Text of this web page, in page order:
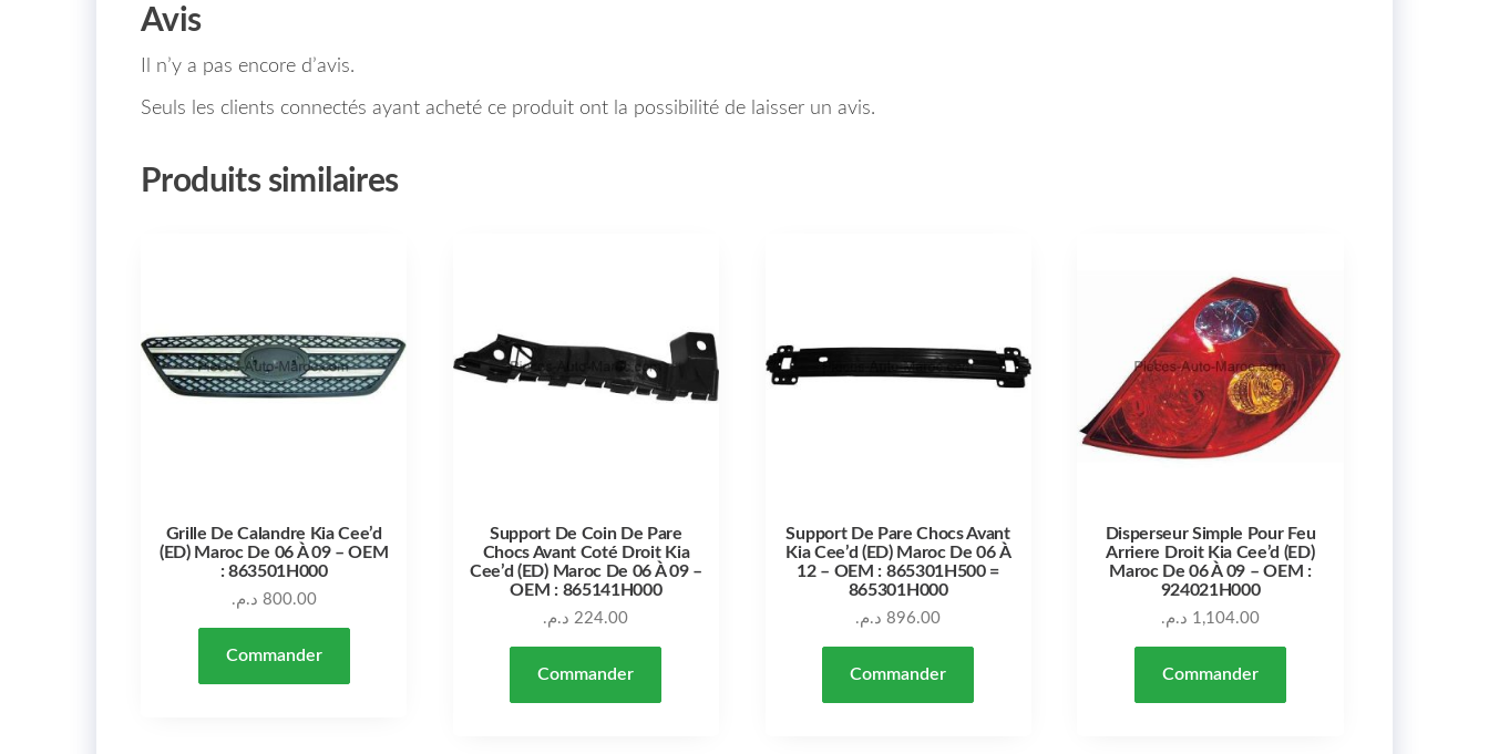
Avis
Il n’y a pas encore d’avis.
Seuls les clients connectés ayant acheté ce produit ont la possibilité de laisser un avis.
Produits similaires
Grille De Calandre Kia Cee’d
(ED) Maroc De 06 À 09 – OEM
: 863501H000
800.00 د.م.
Commander
Support De Coin De Pare
Chocs Avant Coté Droit Kia
Cee’d (ED) Maroc De 06 À 09 –
OEM : 865141H000
224.00 د.م.
Commander
Support De Pare Chocs Avant
Kia Cee’d (ED) Maroc De 06 À
12 – OEM : 865301H500 =
865301H000
896.00 د.م.
Commander
Disperseur Simple Pour Feu
Arriere Droit Kia Cee’d (ED)
Maroc De 06 À 09 – OEM :
924021H000
1,104.00 د.م.
Commander